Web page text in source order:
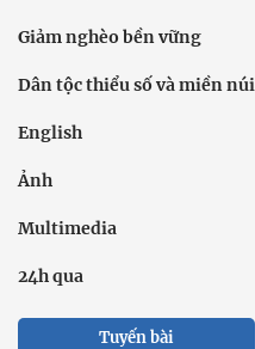
Giảm nghèo bền vững
Dân tộc thiểu số và miền núi
English
Ảnh
Multimedia
24h qua
Tuyến bài